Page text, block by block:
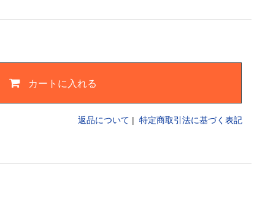
カートに入れる
返品について | 特定商取引法に基づく表記